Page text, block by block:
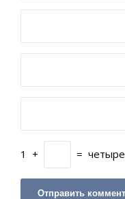
1 + = четыре